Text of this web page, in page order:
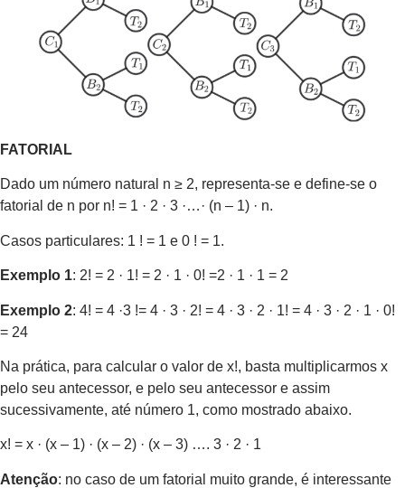
FATORIAL
Dado um número natural n ≥ 2, representa-se e define-se o
fatorial de n por n! = 1 · 2 · 3 ·…· (n – 1) · n.
Casos particulares: 1 ! = 1 e 0 ! = 1.
Exemplo 1: 2! = 2 · 1! = 2 · 1 · 0! =2 · 1 · 1 = 2
Exemplo 2: 4! = 4 ·3 != 4 · 3 · 2! = 4 · 3 · 2 · 1! = 4 · 3 · 2 · 1 · 0!
= 24
Na prática, para calcular o valor de x!, basta multiplicarmos x
pelo seu antecessor, e pelo seu antecessor e assim
sucessivamente, até número 1, como mostrado abaixo.
x! = x · (x – 1) · (x – 2) · (x – 3) …. 3 · 2 · 1
Atenção: no caso de um fatorial muito grande, é interessante